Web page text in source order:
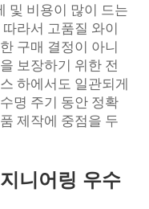
및 비용이 많이 드는
라서 고품질 와이
구매 결정이 아니
보장하기 위한 전
하에서도 일관되게
명 주기 동안 정확
제작에 중점을 두
니어링 우수